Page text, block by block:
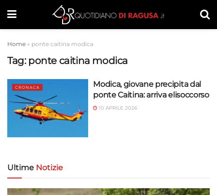
Home » ponte caitina modica
Tag: ponte caitina modica
CRONACA
Modica, giovane precipita dal
ponte Caitina: arriva elisoccorso
10 APRILE 2026
Ultime Notizie